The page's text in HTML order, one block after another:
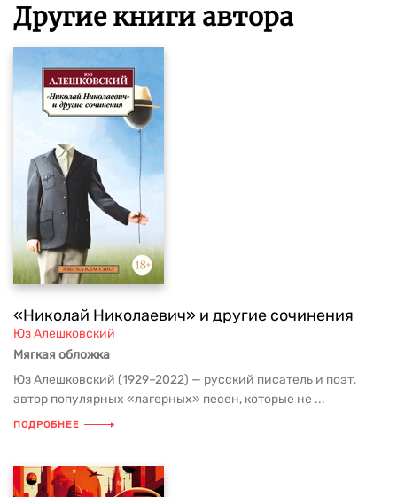
Другие книги автора
«Николай Николаевич» и другие сочинения
Юз Алешковский
Мягкая обложка
Юз Алешковский (1929–2022) — русский писатель и поэт,
автор популярных «лагерных» песен, которые не ...
ПОДРОБНЕЕ